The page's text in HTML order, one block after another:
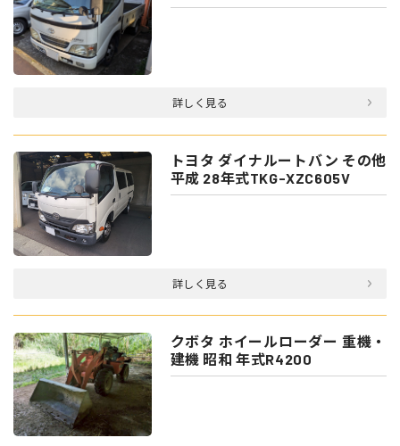
詳しく見る
トヨタ ダイナルートバン その他
平成 28年式TKG-XZC605V
詳しく見る
クボタ ホイールローダー 重機・
建機 昭和 年式R4200